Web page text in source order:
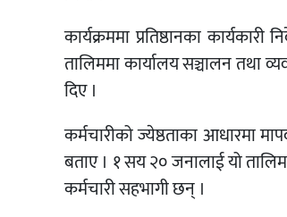
कार्यक्रममा प्रतिष्ठानका
तालिममा कार्यालय सञ्चालन तथा
दिए ।
कर्मचारीको ज्येष्ठताका आधारमा
बताए । १ सय २० जनालाई यो
कर्मचारी सहभागी छन् ।